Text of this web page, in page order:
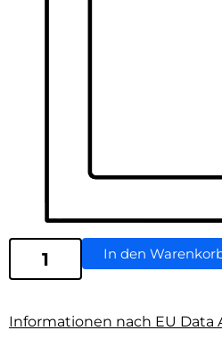
In den
Informationen nach EU Data